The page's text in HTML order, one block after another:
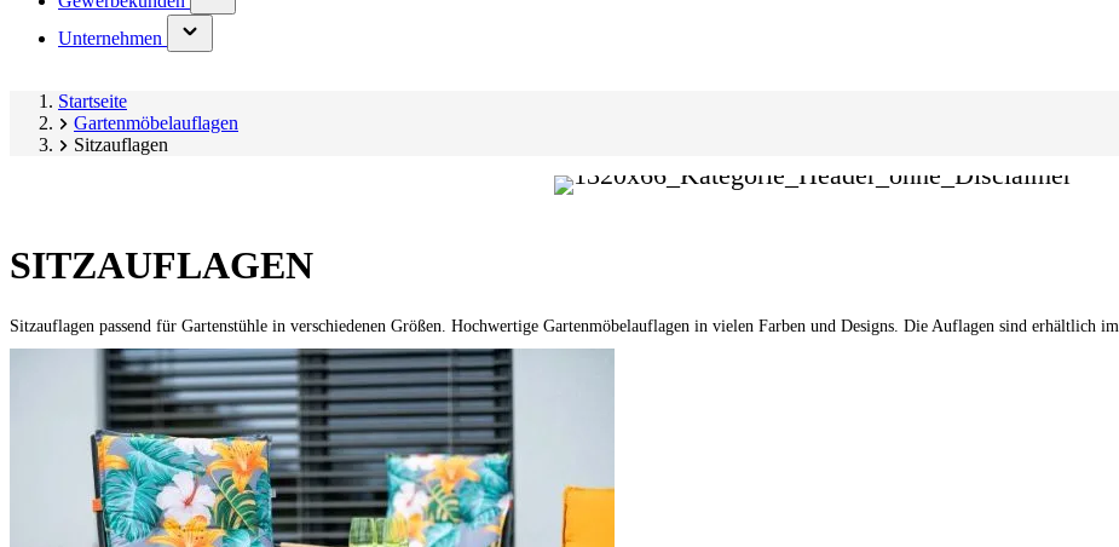
submenu)
Unternehmen
(has
submenu)
Startseite
Gartenmöbelauflagen
Sitzauflagen
SITZAUFLAGEN
Sitzauflagen passend für Gartenstühle in verschiedenen Größen. Hochwertige Gartenmöbelauflagen in vielen Farben und Designs. Die Auflagen sind erhältlich im